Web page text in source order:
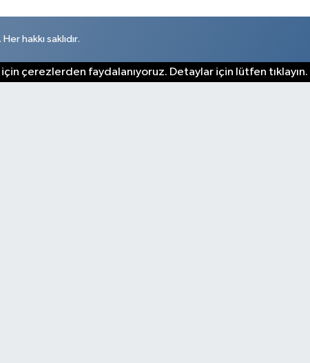
hakkı saklıdır.
çerezlerden faydalanıyoruz. Detaylar için lütfen tıklayın.